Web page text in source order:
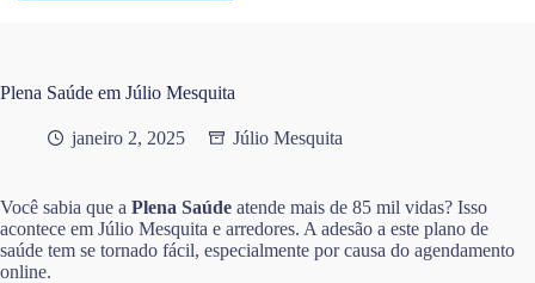
Plena Saúde em Júlio Mesquita
janeiro 2, 2025 Júlio Mesquita
Você sabia que a Plena Saúde atende mais de 85 mil vidas? Isso
acontece em Júlio Mesquita e arredores. A adesão a este plano de
saúde tem se tornado fácil, especialmente por causa do agendamento
online.